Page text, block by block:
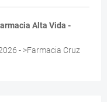
Alta Vida -
- >Farmacia Cruz